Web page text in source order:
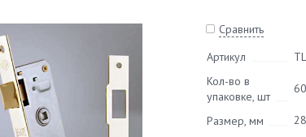
Сравнить
Артикул
Кол-во в
упаковке, шт
60
Размер, мм
28